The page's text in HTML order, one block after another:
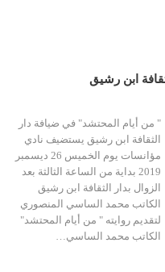
ابن رشيق
" من أيام المحتشد" في ضيافة دار
الثقافة ابن رشيق يستضيف نادي
مؤانسات يوم الخميس 26 ديسمبر
2019 بداية من الساعة الثالثة بعد
الزوال بدار الثقافة ابن رشيق
الكاتب محمد الساسي المنصوري
لتقديم روايته " من أيام المحتشد"
الكاتب محمد الساسي…